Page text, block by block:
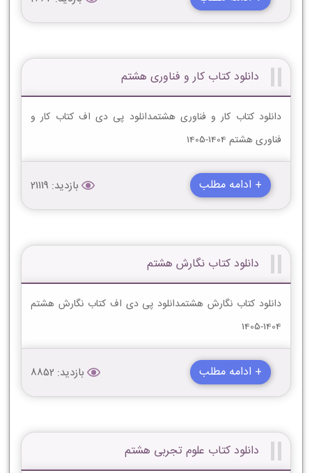
دانلود کتاب کار و فناوری هشتم
دانلود کتاب کار و فناوری هشتمدانلود پی دی اف کتاب کار و
فناوری هشتم 1404-1405
+ ادامه مطلب بازدید: 21119
دانلود کتاب نگارش هشتم
دانلود کتاب نگارش هشتمدانلود پی دی اف کتاب نگارش هشتم
1404-1405
+ ادامه مطلب بازدید: 8852
دانلود کتاب علوم تجربی هشتم